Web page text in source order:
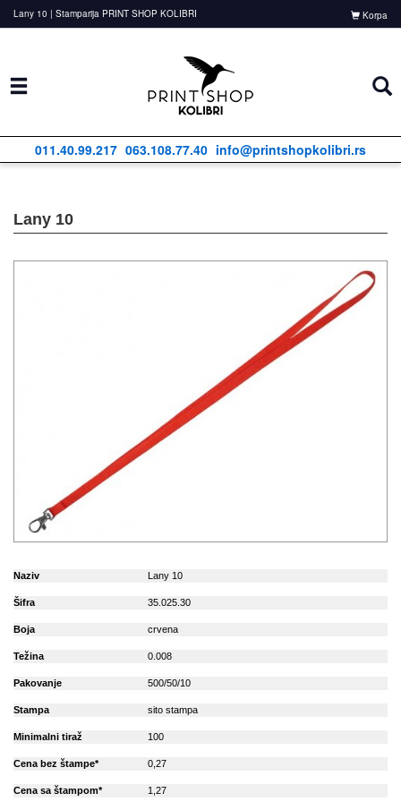
Lany 10 | Stamparija PRINT SHOP KOLIBRI Korpa
011.40.99.217 063.108.77.40 info@printshopkolibri.rs
Lany 10
Naziv Lany 10
Šifra 35.025.30
Boja crvena
Težina 0.008
Pakovanje 500/50/10
Stampa sito stampa
Minimalni tiraž 100
Cena bez štampe* 0,27
Cena sa štampom* 1,27